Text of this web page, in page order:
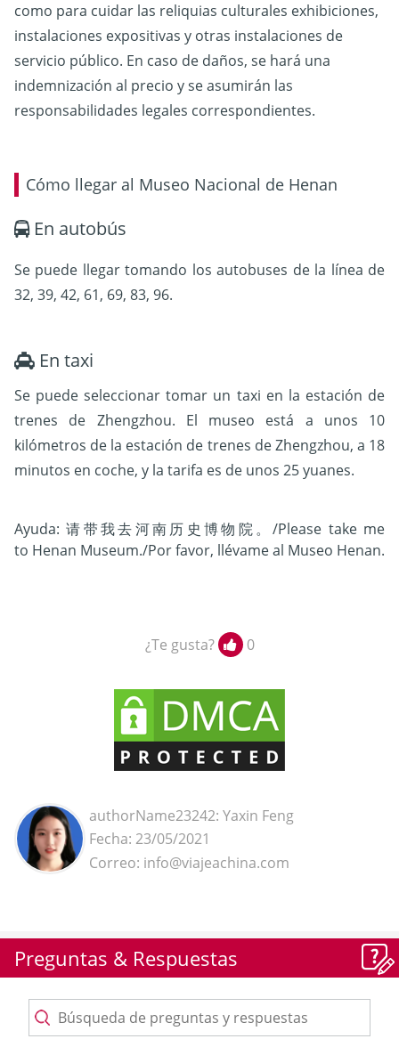
como para cuidar las reliquias culturales exhibiciones,
instalaciones expositivas y otras instalaciones de
servicio público. En caso de daños, se hará una
indemnización al precio y se asumirán las
responsabilidades legales correspondientes.
Cómo llegar al Museo Nacional de Henan
En autobús
Se puede llegar tomando los autobuses de la línea de
32, 39, 42, 61, 69, 83, 96.
En taxi
Se puede seleccionar tomar un taxi en la estación de
trenes de Zhengzhou. El museo está a unos 10
kilómetros de la estación de trenes de Zhengzhou, a 18
minutos en coche, y la tarifa es de unos 25 yuanes.
Ayuda: 请带我去河南历史博物院。/Please take me
to Henan Museum./Por favor, llévame al Museo Henan.
authorName23242: Yaxin Feng
Fecha: 23/05/2021
Correo: info@viajeachina.com
¿Te gusta? 0
Preguntas & Respuestas